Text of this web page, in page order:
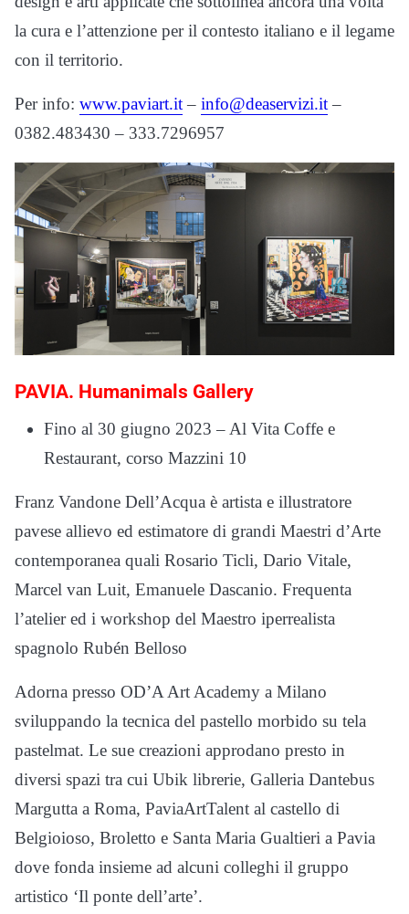
la cura e l’attenzione per il contesto italiano e il legame
con il territorio.
Per info: www.paviart.it– info@deaservizi.it–
0382.483430 – 333.7296957
PAVIA. Humanimals Gallery
Fino al 30 giugno 2023 – Al Vita Coffe e
Restaurant, corso Mazzini 10
Franz Vandone Dell’Acqua è artista e illustratore
pavese allievo ed estimatore di grandi Maestri d’Arte
contemporanea quali Rosario Ticli, Dario Vitale,
Marcel van Luit, Emanuele Dascanio. Frequenta
l’atelier ed i workshop del Maestro iperrealista
spagnolo Rubén Belloso
Adorna presso OD’A Art Academy a Milano
sviluppando la tecnica del pastello morbido su tela
pastelmat. Le sue creazioni approdano presto in
diversi spazi tra cui Ubik librerie, Galleria Dantebus
Margutta a Roma, PaviaArtTalent al castello di
Belgioioso, Broletto e Santa Maria Gualtieri a Pavia
dove fonda insieme ad alcuni colleghi il gruppo
artistico ‘Il ponte dell’arte’.